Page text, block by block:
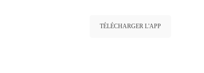
TÉLÉCHARGER L'APP